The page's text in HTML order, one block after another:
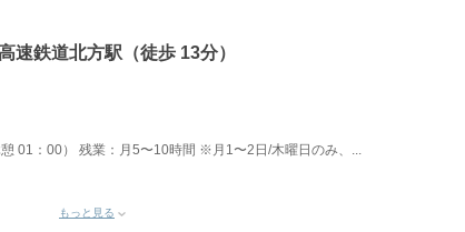
速鉄道北方駅（徒歩 13分）
01：00） 残業：月5〜10時間 ※月1〜2日/木曜日のみ、...
もっと見る